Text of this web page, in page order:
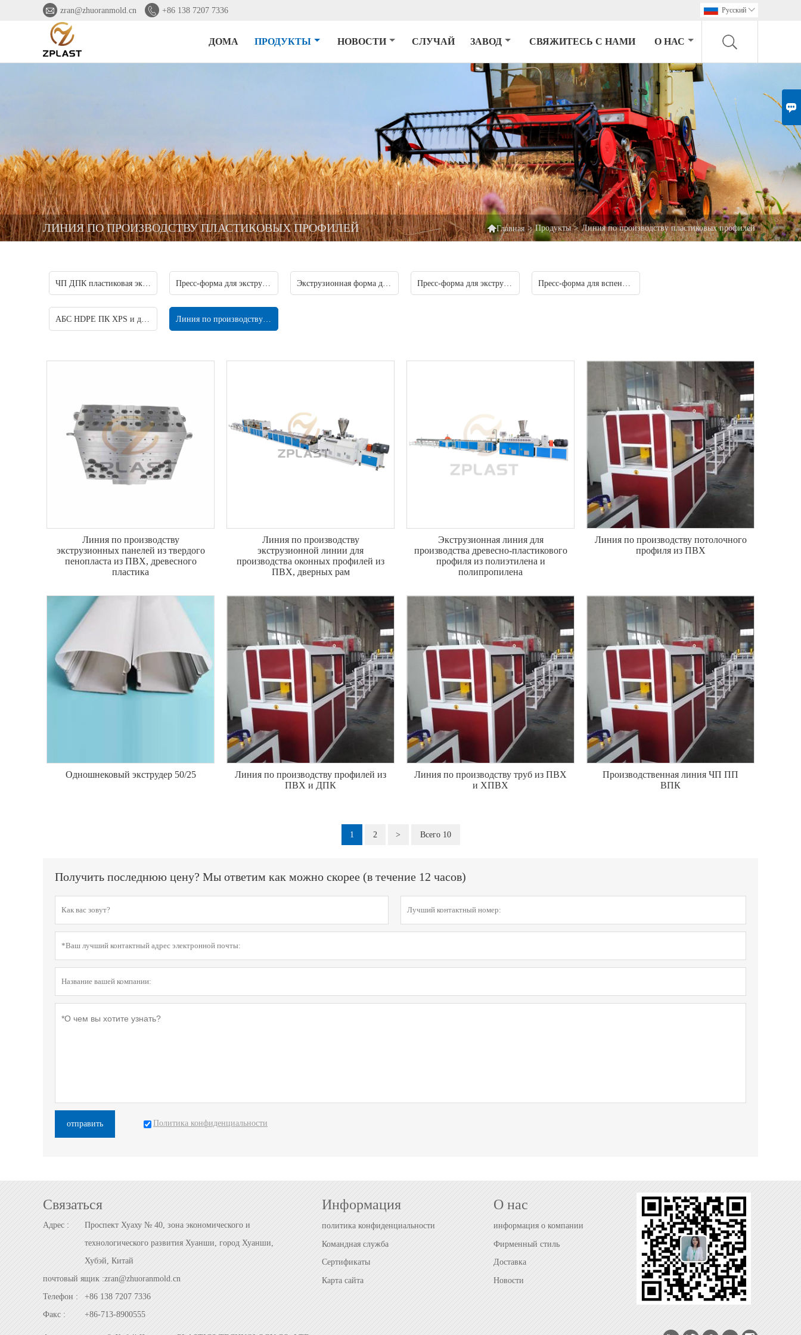

 zran@zhuoranmold.cn  +86 138 7207 7336 Pусский 
ДОМА ПРОДУКТЫ НОВОСТИ СЛУЧАЙ ЗАВОД СВЯЖИТЕСЬ С НАМИ О НАС
ЛИНИЯ ПО ПРОИЗВОДСТВУ ПЛАСТИКОВЫХ ПРОФИЛЕЙ Главная > Продукты > Линия по производству пластиковых профилей
ЧП ДПК пластиковая экструзионная форма Пресс-форма для экструзии ПВХ-профиля Экструзионная форма для окон и дверей из ПВХ Пресс-форма для экструзии ПВХ ВПК Пресс-форма для вспенивания профиля из ПВХ
АБС HDPE ПК XPS и другие пресс-формы для экструзии профилей Линия по производству пластиковых профилей
Линия по производству
экструзионных панелей из твердого
пенопласта из ПВХ, древесного
пластика
Линия по производству
экструзионной линии для
производства оконных профилей из
ПВХ, дверных рам
Экструзионная линия для
производства древесно-пластикового
профиля из полиэтилена и
полипропилена
Линия по производству потолочного
профиля из ПВХ
Одношнековый экструдер 50/25
Линия по производству профилей из
ПВХ и ДПК
Линия по производству труб из ПВХ
и ХПВХ
Производственная линия ЧП ПП
ВПК
1 2 > Всего 10
Получить последнюю цену? Мы ответим как можно скорее (в течение 12 часов)
отправить Политика конфиденциальности
Cвязаться
Адрес :
Проспект Хуаху № 40, зона экономического и
технологического развития Хуанши, город Хуанши,
Хубэй, Китай
почтовый ящик :zran@zhuoranmold.cn
Телефон :
+86 138 7207 7336
Факс :
+86-713-8900555
Информация
политика конфиденциальности
Командная служба
Сертификаты
Карта сайта
О нас
информация о компании
Фирменный стиль
Доставка
Новости